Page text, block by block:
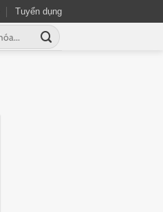
Tuyển dụng